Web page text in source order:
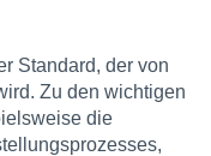
Standard, der von
Zu den wichtigen
die